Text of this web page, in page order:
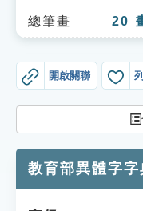
單字索引
貓頭鷹博士
總筆畫 20
開啟關聯
教育部異體字字